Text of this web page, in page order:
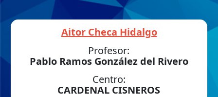
Aitor Checa Hidalgo
Profesor:
Pablo Ramos González del Rivero
Centro:
CARDENAL CISNEROS